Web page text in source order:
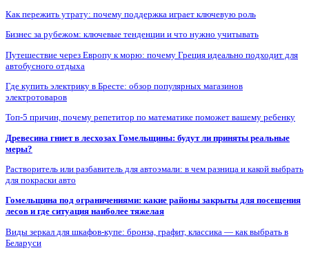
Как пережить утрату: почему поддержка играет ключевую роль
Бизнес за рубежом: ключевые тенденции и что нужно учитывать
Путешествие через Европу к морю: почему Греция идеально подходит для
автобусного отдыха
Где купить электрику в Бресте: обзор популярных магазинов
электротоваров
Топ-5 причин, почему репетитор по математике поможет вашему ребенку
Древесина гниет в лесхозах Гомельщины: будут ли приняты реальные
меры?
Растворитель или разбавитель для автоэмали: в чем разница и какой выбрать
для покраски авто
Гомельщина под ограничениями: какие районы закрыты для посещения
лесов и где ситуация наиболее тяжелая
Виды зеркал для шкафов-купе: бронза, графит, классика — как выбрать в
Беларуси